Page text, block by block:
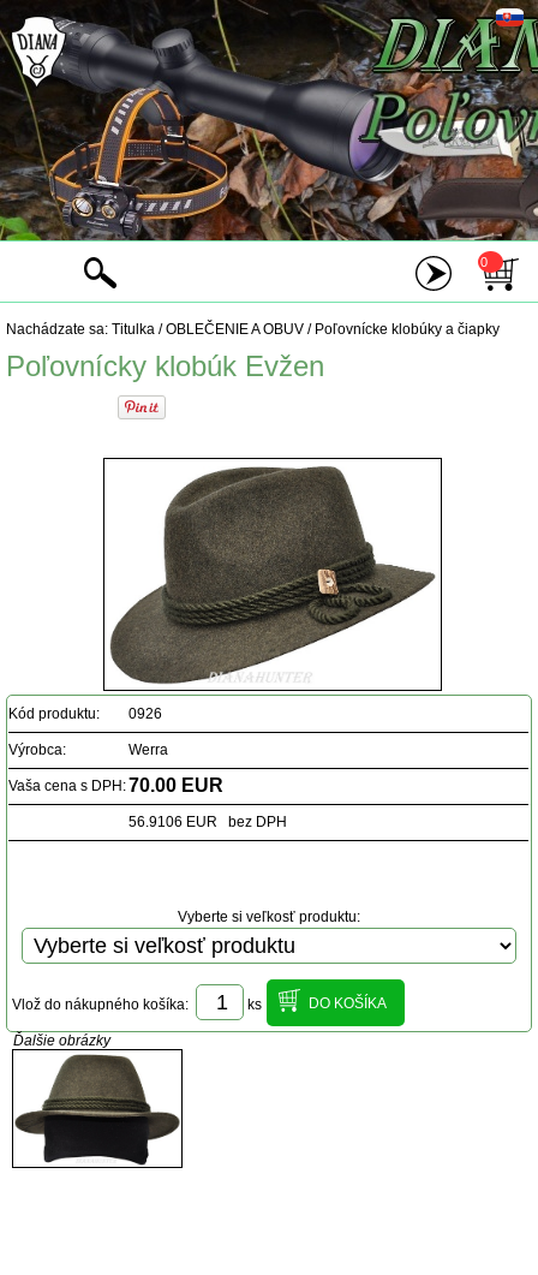
0
Nachádzate sa: Titulka /OBLEČENIE A OBUV / Poľovnícke klobúky a čiapky
Poľovnícky klobúk Evžen
Kód produktu: 0926
Výrobca: Werra
Vaša cena s DPH:70.00 EUR
56.9106 EUR bez DPH
Vyberte si veľkosť produktu:
Vlož do nákupného košíka: ks
Ďalšie obrázky